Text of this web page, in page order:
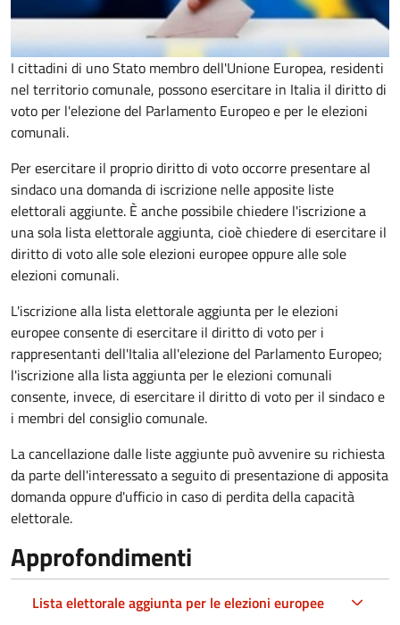
I cittadini di uno Stato membro dell'Unione Europea, residenti
nel territorio comunale, possono esercitare in Italia il diritto di
voto per l'elezione del Parlamento Europeo e per le elezioni
comunali.
Per esercitare il proprio diritto di voto occorre presentare al
sindaco una domanda di iscrizione nelle apposite liste
elettorali aggiunte. È anche possibile chiedere l'iscrizione a
una sola lista elettorale aggiunta, cioè chiedere di esercitare il
diritto di voto alle sole elezioni europee oppure alle sole
elezioni comunali.
L'iscrizione alla lista elettorale aggiunta per le elezioni
europee consente di esercitare il diritto di voto per i
rappresentanti dell'Italia all'elezione del Parlamento Europeo;
l'iscrizione alla lista aggiunta per le elezioni comunali
consente, invece, di esercitare il diritto di voto per il sindaco e
i membri del consiglio comunale.
La cancellazione dalle liste aggiunte può avvenire su richiesta
da parte dell'interessato a seguito di presentazione di apposita
domanda oppure d'ufficio in caso di perdita della capacità
elettorale.
Approfondimenti
Lista elettorale aggiunta per le elezioni europee